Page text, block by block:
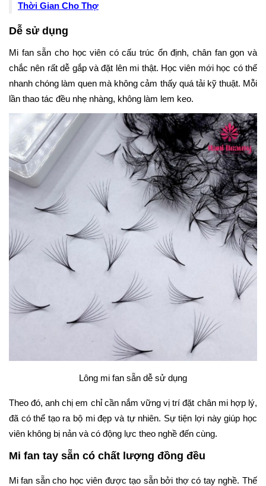
Thời Gian Cho Thợ
Dễ sử dụng
Mi fan sẵn cho học viên có cấu trúc ổn định, chân fan gọn và
chắc nên rất dễ gắp và đặt lên mi thật. Học viên mới học có thể
nhanh chóng làm quen mà không cảm thấy quá tải kỹ thuật. Mỗi
lần thao tác đều nhẹ nhàng, không làm lem keo.
Lông mi fan sẵn dễ sử dụng
Theo đó, anh chị em chỉ cần nắm vững vị trí đặt chân mi hợp lý,
đã có thể tạo ra bộ mi đẹp và tự nhiên. Sự tiện lợi này giúp học
viên không bị nản và có động lực theo nghề đến cùng.
Mi fan tay sẵn có chất lượng đồng đều
Mi fan sẵn cho học viên được tạo sẵn bởi thợ có tay nghề. Thế